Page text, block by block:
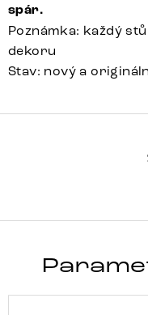
spár.
Poznámka: každý
dekoru
Stav: nový a